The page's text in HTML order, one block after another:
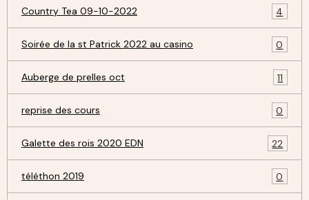
Country Tea 09-10-2022 4
Soirée de la st Patrick 2022 au casino 0
Auberge de prelles oct 11
reprise des cours 0
Galette des rois 2020 EDN 22
téléthon 2019 0